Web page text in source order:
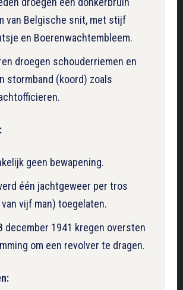
van Belgische snit, met stijf
en Boerenwachtembleem.
droegen schouderriemen en
stormband (koord) zoals
geen bewapening.
één jachtgeweer per tros
vijf man) toegelaten.
december 1941 kregen oversten
om een revolver te dragen.